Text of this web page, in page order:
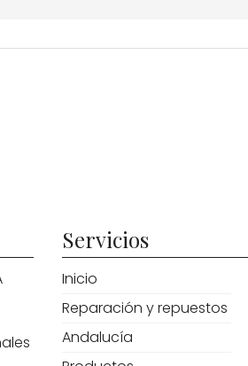
Servicios
Inicio
Reparación y repuestos
Andalucía